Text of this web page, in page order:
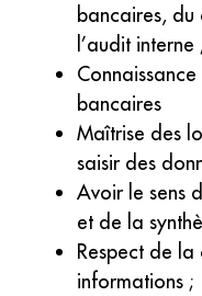
bancaires,
l’audit interne
bancaires
Maîtrise des
saisir des
Avoir le sens
et de la
Respect de
informations ;